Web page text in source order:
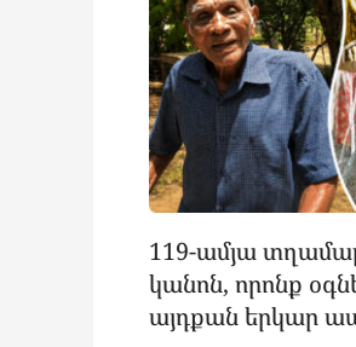
119-ամյա
կանոն, որոնք
այդքան երկար